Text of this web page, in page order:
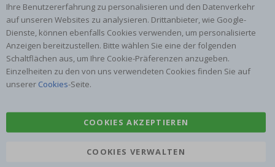
Ihre Benutzererfahrung zu personalisieren und den Datenverkehr
auf unseren Websites zu analysieren. Drittanbieter, wie Google-
Dienste, können ebenfalls Cookies verwenden, um personalisierte
Anzeigen bereitzustellen. Bitte wählen Sie eine der folgenden
Schaltflächen aus, um Ihre Cookie-Präferenzen anzugeben.
Einzelheiten zu den von uns verwendeten Cookies finden Sie auf
unserer Cookies-Seite.
COOKIES AKZEPTIEREN
COOKIES VERWALTEN